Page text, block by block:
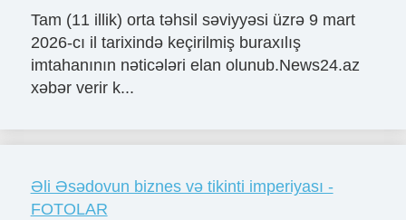
Tam (11 illik) orta təhsil səviyyəsi üzrə 9 mart
2026-cı il tarixində keçirilmiş buraxılış
imtahanının nəticələri elan olunub.News24.az
xəbər verir k...
Əli Əsədovun biznes və tikinti imperiyası -
FOTOLAR